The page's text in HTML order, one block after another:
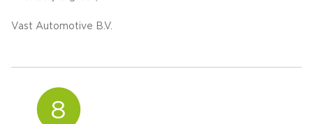
Vast Automotive B.V.
8